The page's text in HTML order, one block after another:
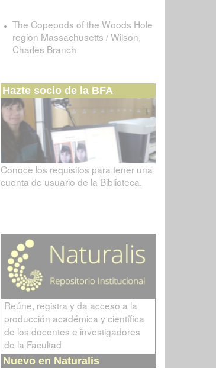
The Copepods of the Woods Hole
region Massachusetts / Wilson,
Charles Branch
Hazte socio de la BFA
Conoce los requisitos para tener una
cuenta de usuario de la Biblioteca.
Reúne, registra y da acceso a la
producción académica y científica
de los docentes e investigadores
de la Facultad
Nuevo en Naturalis